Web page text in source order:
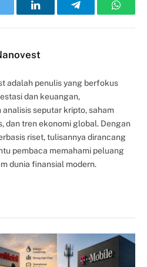
LinkedInTelegram
adalah penulis yang berfokus
dan keuangan,
analisis seputar kripto, saham
dan tren ekonomi global. Dengan
riset, tulisannya dirancang
pembaca memahami peluang
dunia finansial modern.